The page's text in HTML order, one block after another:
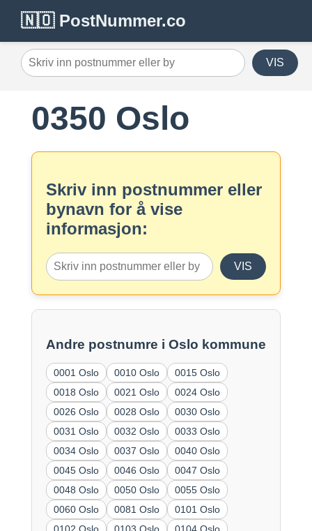
🇳🇴 PostNummer.co
VIS
0350 Oslo
Skriv inn postnummer eller
bynavn for å vise
informasjon:
VIS
Andre postnumre i Oslo kommune
0001 Oslo 0010 Oslo
0015 Oslo
0018 Oslo
0021 Oslo
0024 Oslo
0026 Oslo
0028 Oslo
0030 Oslo
0031 Oslo
0032 Oslo
0033 Oslo
0034 Oslo
0037 Oslo
0040 Oslo
0045 Oslo
0046 Oslo
0047 Oslo
0048 Oslo
0050 Oslo
0055 Oslo
0060 Oslo
0081 Oslo
0101 Oslo
0102 Oslo
0103 Oslo
0104 Oslo